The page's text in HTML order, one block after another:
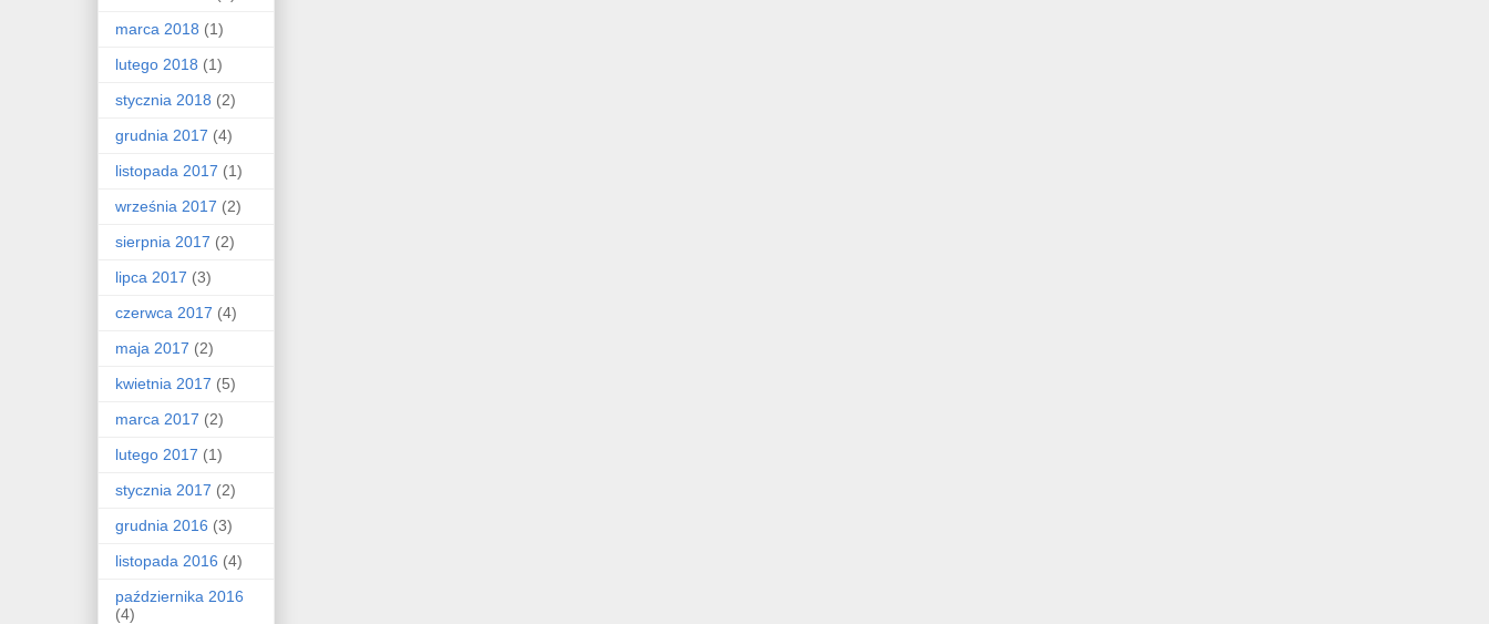
marca 2018 (1)
lutego 2018 (1)
stycznia 2018 (2)
grudnia 2017 (4)
listopada 2017 (1)
września 2017 (2)
sierpnia 2017 (2)
lipca 2017 (3)
czerwca 2017 (4)
maja 2017 (2)
kwietnia 2017 (5)
marca 2017 (2)
lutego 2017 (1)
stycznia 2017 (2)
grudnia 2016 (3)
listopada 2016 (4)
października 2016
(4)